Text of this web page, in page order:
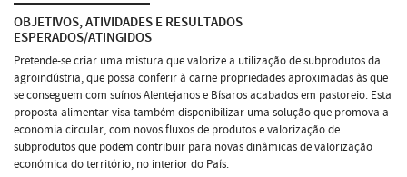
OBJETIVOS, ATIVIDADES E RESULTADOS
ESPERADOS/ATINGIDOS
Pretende-se criar uma mistura que valorize a utilização de subprodutos da
agroindústria, que possa conferir à carne propriedades aproximadas às que
se conseguem com suínos Alentejanos e Bísaros acabados em pastoreio. Esta
proposta alimentar visa também disponibilizar uma solução que promova a
economia circular, com novos fluxos de produtos e valorização de
subprodutos que podem contribuir para novas dinâmicas de valorização
económica do território, no interior do País.